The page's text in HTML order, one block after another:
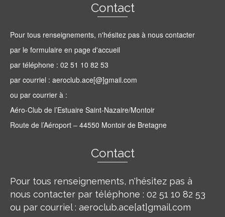
Contact
Pour tous renseignements, n'hésitez pas à nous contacter
par le formulaire en page d'accueil
par téléphone : 02 51 10 82 53
par courriel : aeroclub.ace[@]gmail.com
ou par courrier à :
Aéro-Club de l’Estuaire Saint-Nazaire/Montoir
Route de l’Aéroport – 44550 Montoir de Bretagne
Contact
Pour tous renseignements, n'hésitez pas à
nous contacter par téléphone : 02 51 10 82 53
ou par courriel : aeroclub.ace[at]gmail.com